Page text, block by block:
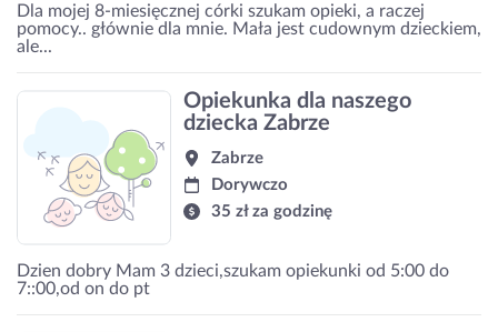
Dla mojej 8-miesięcznej córki szukam opieki, a raczej
pomocy.. głównie dla mnie. Mała jest cudownym dzieckiem,
ale...
Opiekunka dla naszego
dziecka Zabrze
Zabrze
Dorywczo
35 zł za godzinę
Dzien dobry Mam 3 dzieci,szukam opiekunki od 5:00 do
7::00,od on do pt